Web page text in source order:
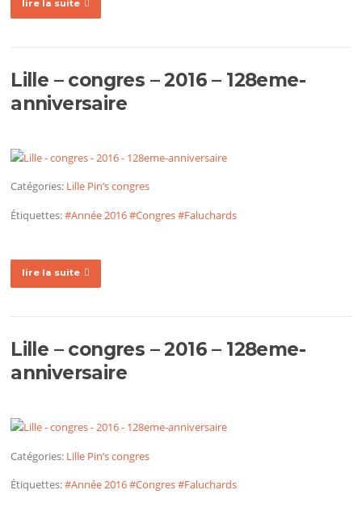
lire la suite
Lille – congres – 2016 – 128eme-
anniversaire
Catégories: Lille Pin’s congres
Étiquettes:#Année 2016#Congres#Faluchards
lire la suite
Lille – congres – 2016 – 128eme-
anniversaire
Catégories: Lille Pin’s congres
Étiquettes:#Année 2016#Congres#Faluchards